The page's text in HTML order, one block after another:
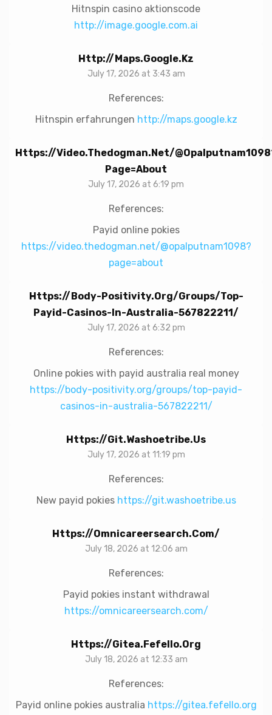
Hitnspin casino aktionscode
http://image.google.com.ai
Http://maps.google.kz
July 17, 2026 at 3:43 am
References:
Hitnspin erfahrungen http://maps.google.kz
Https://video.thedogman.net/
Page=about
July 17, 2026 at 6:19 pm
References:
Payid online pokies
https://video.thedogman.net/@opalputnam1098?
page=about
Https://body-Positivity.org/groups/top-
Payid-Casinos-In-Australia-567822211/
July 17, 2026 at 6:32 pm
References:
Online pokies with payid australia real money
https://body-positivity.org/groups/top-payid-
casinos-in-australia-567822211/
Https://git.washoetribe.us
July 17, 2026 at 11:19 pm
References:
New payid pokies https://git.washoetribe.us
Https://omnicareersearch.com/
July 18, 2026 at 12:06 am
References:
Payid pokies instant withdrawal
https://omnicareersearch.com/
Https://gitea.fefello.org
July 18, 2026 at 12:33 am
References:
Payid online pokies australia https://gitea.fefello.org